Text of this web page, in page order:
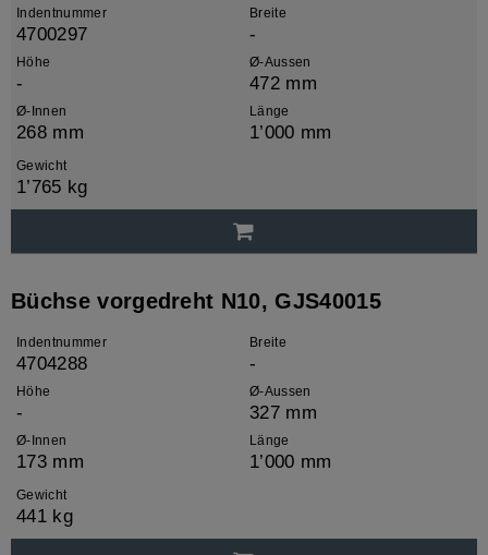
Indentnummer
4700297
Breite
-
Höhe
-
Ø-Aussen
472 mm
Ø-Innen
268 mm
Länge
1’000 mm
Gewicht
1’765 kg
Büchse vorgedreht N10, GJS40015
Indentnummer
4704288
Breite
-
Höhe
-
Ø-Aussen
327 mm
Ø-Innen
173 mm
Länge
1’000 mm
Gewicht
441 kg